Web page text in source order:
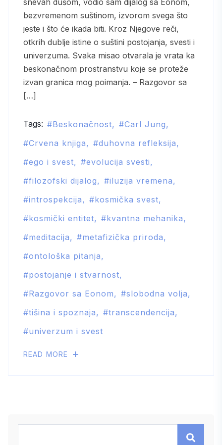
bezvremenom suštinom, izvorom svega što
jeste i što će ikada biti. Kroz Njegove reči,
otkrih dublje istine o suštini postojanja, svesti i
univerzuma. Svaka misao otvarala je vrata ka
beskonačnom prostranstvu koje se proteže
izvan granica mog poimanja. – Razgovor sa
[…]
Tags: Beskonačnost
Carl Jung
Crvena knjiga
duhovna refleksija
ego i svest
evolucija svesti
filozofski dijalog
iluzija vremena
introspekcija
kosmička svest
kosmički entitet
kvantna mehanika
meditacija
metafizička priroda
ontološka pitanja
postojanje i stvarnost
Razgovor sa Eonom
slobodna volja
tišina i spoznaja
transcendencija
univerzum i svest
READ MORE